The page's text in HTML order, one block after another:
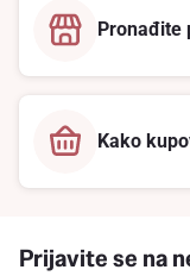
Pronađite
Kako
Prijavite se na